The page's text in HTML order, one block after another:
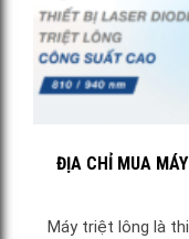
ĐỊA CHỈ MUA
Máy triệt lông là